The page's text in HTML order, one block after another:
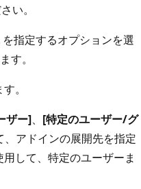
い。
指定するオプションを選
す。
。
ザー]、 [特定のユーザー/グ
、アドインの展開先を指定
して、特定のユーザーま